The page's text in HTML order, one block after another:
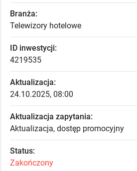
Branża:
Telewizory hotelowe
ID inwestycji:
4219535
Aktualizacja:
24.10.2025, 08:00
Aktualizacja zapytania:
Aktualizacja, dostęp promocyjny
Status:
Zakończony